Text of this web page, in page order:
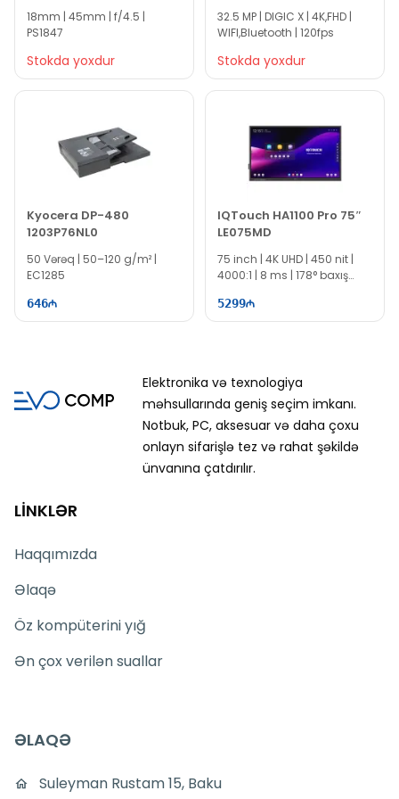
4858C005
18mm | 45mm | f/4.5 |
PS1847
Stokda yoxdur
32.5 MP | DIGIC X | 4K,FHD |
WIFI,Bluetooth | 120fps
Stokda yoxdur
Kyocera DP-480
1203P76NL0
50 Vərəq | 50–120 g/m² |
EC1285
646
IQTouch HA1100 Pro 75″
LE075MD
75 inch | 4K UHD | 450 nit |
4000:1 | 8 ms | 178° baxış
Type-C | EC1069
5299
Elektronika və texnologiya
məhsullarında geniş seçim imkanı.
Notbuk, PC, aksesuar və daha çoxu
onlayn sifarişlə tez və rahat şəkildə
ünvanına çatdırılır.
LİNKLƏR
Haqqımızda
Əlaqə
Öz kompüterini yığ
Ən çox verilən suallar
ƏLAQƏ
Suleyman Rustam 15, Baku